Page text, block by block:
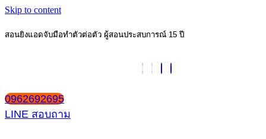
Skip to content
สอนยิงแอดจับมือทำตัวต่อตัว ผู้สอนประสบการณ์ 15 ปี
0962692695
LINE สอบถาม